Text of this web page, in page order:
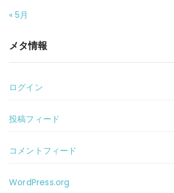
« 5月
メタ情報
ログイン
投稿フィード
コメントフィード
WordPress.org